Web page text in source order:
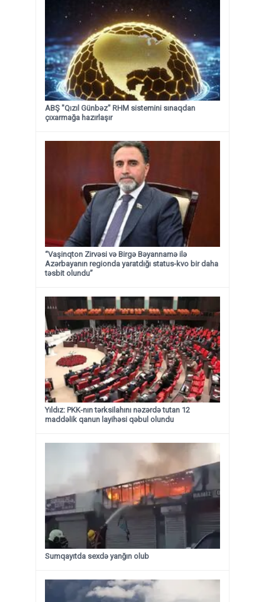
ABŞ "Qızıl Günbəz" RHM sistemini sınaqdan
çıxarmağa hazırlaşır
“Vaşinqton Zirvəsi və Birgə Bəyannamə ilə
Azərbayanın regionda yaratdığı status-kvo bir daha
təsbit olundu”
Yıldız: PKK-nın tərksilahını nəzərdə tutan 12
maddəlik qanun layihəsi qəbul olundu ​​​​​​​
Sumqayıtda sexdə yanğın olub